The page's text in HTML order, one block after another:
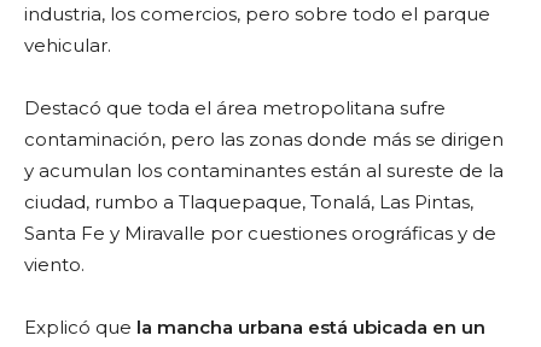
industria, los comercios, pero sobre todo el parque
vehicular.
Destacó que toda el área metropolitana sufre
contaminación, pero las zonas donde más se dirigen
y acumulan los contaminantes están al sureste de la
ciudad, rumbo a Tlaquepaque, Tonalá, Las Pintas,
Santa Fe y Miravalle por cuestiones orográficas y de
viento.
Explicó que la mancha urbana está ubicada en un